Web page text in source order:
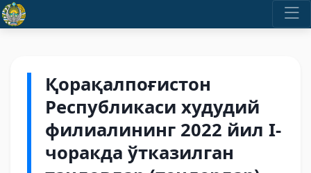
Қорақалпоғистон
Республикаси худудий
филиалининг 2022 йил I-
чоракда ўтказилган